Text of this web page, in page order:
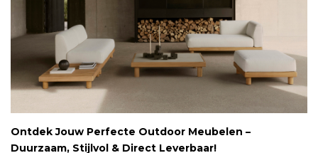
Ontdek Jouw Perfecte Outdoor Meubelen –
Duurzaam, Stijlvol & Direct Leverbaar!